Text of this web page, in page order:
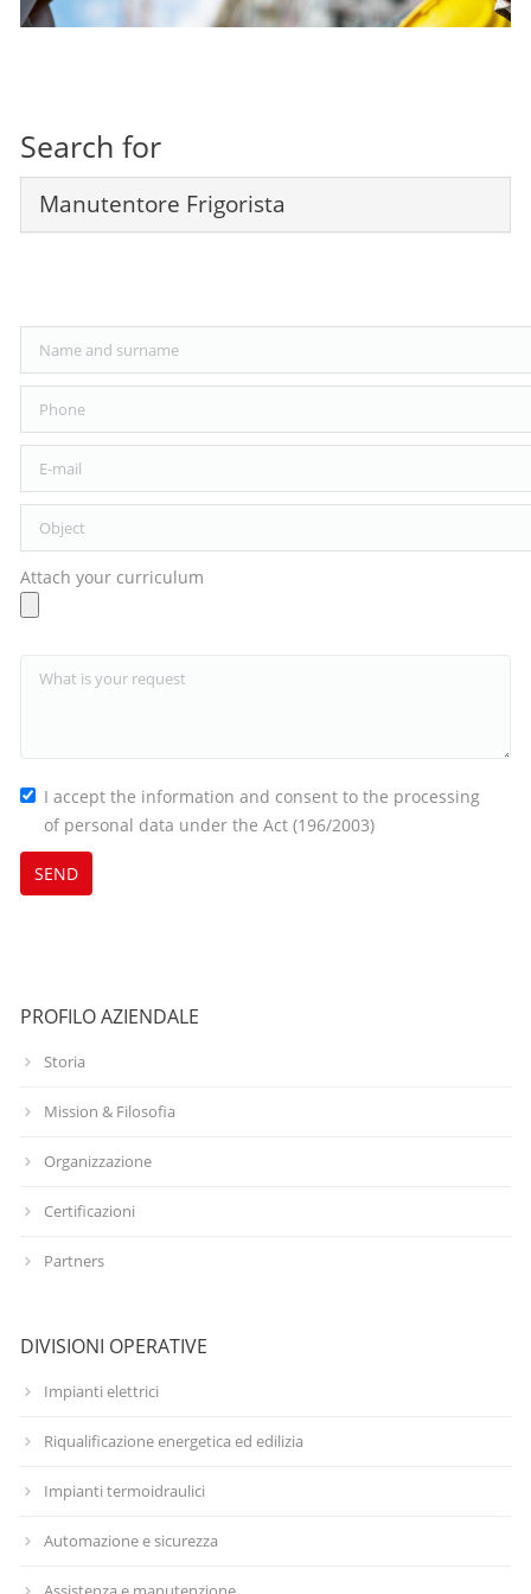
CASE HISTORY
CUSTOMER AREA
Search for
Manutentore Frigorista
Attach your curriculum
I accept the information and consent to the processing
of personal data under the Act (196/2003)
PROFILO AZIENDALE
Storia
Mission & Filosofia
Organizzazione
Certificazioni
Partners
DIVISIONI OPERATIVE
Impianti elettrici
Riqualificazione energetica ed edilizia
Impianti termoidraulici
Automazione e sicurezza